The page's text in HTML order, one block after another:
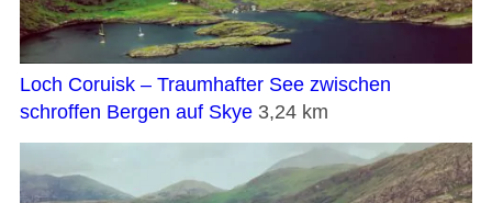
Loch Coruisk – Traumhafter See zwischen
schroffen Bergen auf Skye 3,24 km